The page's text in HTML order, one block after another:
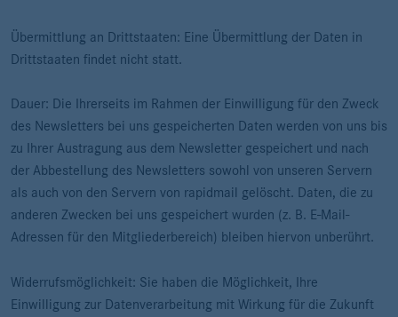
Übermittlung an Drittstaaten: Eine Übermittlung der Daten in
Drittstaaten findet nicht statt.
Dauer: Die Ihrerseits im Rahmen der Einwilligung für den Zweck
des Newsletters bei uns gespeicherten Daten werden von uns bis
zu Ihrer Austragung aus dem Newsletter gespeichert und nach
der Abbestellung des Newsletters sowohl von unseren Servern
als auch von den Servern von rapidmail gelöscht. Daten, die zu
anderen Zwecken bei uns gespeichert wurden (z. B. E-Mail-
Adressen für den Mitgliederbereich) bleiben hiervon unberührt.
Widerrufsmöglichkeit: Sie haben die Möglichkeit, Ihre
Einwilligung zur Datenverarbeitung mit Wirkung für die Zukunft